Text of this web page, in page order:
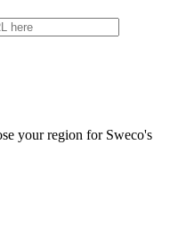
your region for Sweco's